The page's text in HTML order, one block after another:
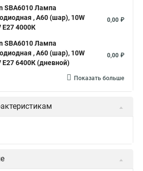
SBA6010 Лампа
, A60 (шар), 10W
E27 4000К
0,00 ₽
SBA6010 Лампа
, A60 (шар), 10W
E27 6400К (дневной)
0,00 ₽
Показать больше